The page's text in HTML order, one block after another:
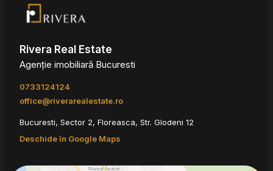
Rivera Real Estate
Agenție imobiliară Bucuresti
0733124124
office@riverarealestate.ro
Bucuresti, Sector 2, Floreasca, Str. Glodeni 12
Deschide în Google Maps